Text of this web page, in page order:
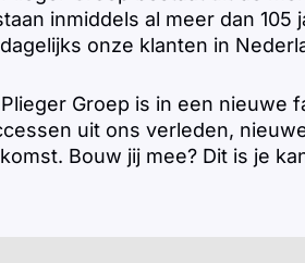
inmiddels al meer dan
onze klanten in
Groep is in een nieuwe
uit ons verleden,
Bouw jij mee? Dit is je